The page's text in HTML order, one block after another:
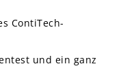
ContiTech-
und ein ganz